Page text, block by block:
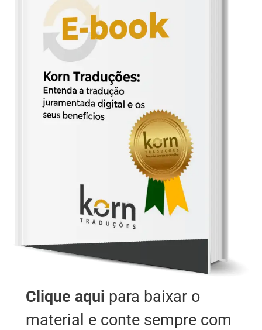
Clique aqui para baixar o
material e conte sempre com